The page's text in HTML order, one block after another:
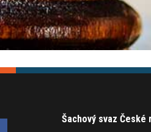
Šachový svaz České